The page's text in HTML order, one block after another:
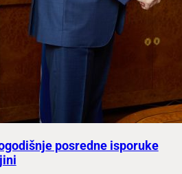
posredne isporuke